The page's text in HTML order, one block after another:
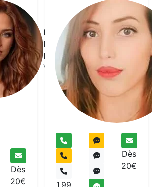
La
Dame
Blanche
Voyant
Dès
20€
1.99
Dès
20€